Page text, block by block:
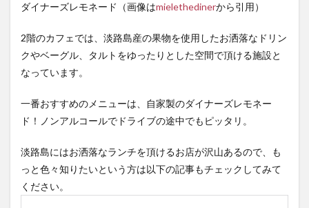
ダイナーズレモネード（画像はmielethedinerから引用）
2階のカフェでは、淡路島産の果物を使用したお洒落なドリン
クやベーグル、タルトをゆったりとした空間で頂ける施設と
なっています。
一番おすすめのメニューは、自家製のダイナーズレモネー
ド！ノンアルコールでドライブの途中でもピッタリ。
淡路島にはお洒落なランチを頂けるお店が沢山あるので、も
っと色々知りたいという方は以下の記事もチェックしてみて
ください。